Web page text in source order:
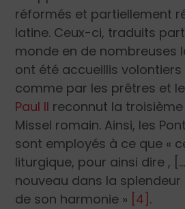
réformés et partiellement
latine. Ceux-ci, traduits
monde en de nombreuses
ont été accueillis
comme par les prêtres et
Paul II reconnut la
Missel romain. Ainsi, les
sont employés à ce que «
liturgique, pour ainsi dire ,
nouveau dans la
de son harmonie » [4] .